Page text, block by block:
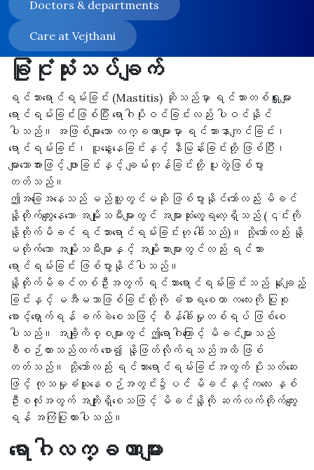
Doctors & departments
Care at Vejthani
ခြုံငုံသုံးသပ်ချက်
ရင်သားရောင်ရမ်းခြင်း (Mastitis) ဆိုသည်မှာ ရင်သားတစ်ရှူးများ
ရောင်ရမ်းခြင်းဖြစ်ပြီး ရောဂါပိုးဝင်ခြင်းလည်း ပါဝင်နိုင်
ပါသည်။ အဖြစ်များသော လက္ခဏာများမှာ ရင်သားနာကျင်ခြင်း၊
ရောင်ရမ်းခြင်း၊ ပူနွေးနေခြင်းနှင့် နီမြန်းခြင်းတို့ ဖြစ်ပြီး၊
များသောအားဖြင့် ဖျားခြင်းနှင့် ချမ်းတုန်ခြင်းတို့ ပူးတွဲဖြစ်ပွား
တတ်သည်။
ဤအခြေအနေသည် မည်သူ့တွင်မဆို ဖြစ်ပွားနိုင်သော်လည်း မိခင်
နို့တိုက်ကျွေးနေသော အမျိုးသမီးများတွင် အများဆုံးတွေ့ရလေ့ရှိသည် (၎င်းကို
နို့တိုက်မိခင် ရင်သားရောင်ရမ်းခြင်းဟု ခေါ်သည်)။ သို့သော်လည်း နို့
မတိုက်သော အမျိုးသမီးများနှင့် အမျိုးသားများတွင်လည်း ရင်သား
ရောင်ရမ်းခြင်း ဖြစ်ပွားနိုင်ပါသည်။
နို့တိုက်မိခင်တစ်ဦးအတွက် ရင်သားရောင်ရမ်းခြင်းသည် နုံးချည့်
ခြင်းနှင့် မအီမသာဖြစ်ခြင်းတို့ကို ခံစားရစေကာ ကလေးကို ပြုစု
စောင့်ရှောက်ရန် ခက်ခဲစေသဖြင့် စိန်ခေါ်မှုတစ်ရပ် ဖြစ်စေ
ပါသည်။ အချို့ကိစ္စများတွင် ဤရောဂါကြောင့် မိခင်များသည်
စီစဉ်ထားသည်ထက် စော၍ နို့ဖြတ်လိုက်ရသည်အထိ ဖြစ်
တတ်သည်။ သို့သော်လည်း ရင်သားရောင်ရမ်းခြင်းအတွက် ပိုးသတ်ဆေး
ဖြင့် ကုသမှုခံယူနေစဉ်အတွင်း၌ပင် မိခင်နှင့်ကလေး နှစ်
ဦးစလုံးအတွက် အကျိုးရှိစေသဖြင့် မိခင်နို့ကို ဆက်လက်တိုက်ကျွေး
ရန် အကြံပြုထားပါသည်။
ရောဂါလက္ခဏာများ